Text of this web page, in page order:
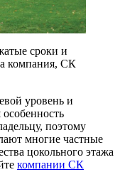
сроки и
компания, СК
уровень и
поэтому
многие частные
цокольного этажа
компании СК